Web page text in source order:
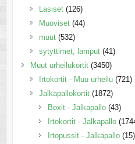
Lasiset (126)
Muoviset (44)
muut (532)
sytyttimet, lamput (41)
Muut urheilukortit (3450)
Irtokortit - Muu urheilu (721)
Jalkapallokortit (1872)
Boxit - Jalkapallo (43)
Irtokortit - Jalkapallo
Irtopussit - Jalkapallo (15)